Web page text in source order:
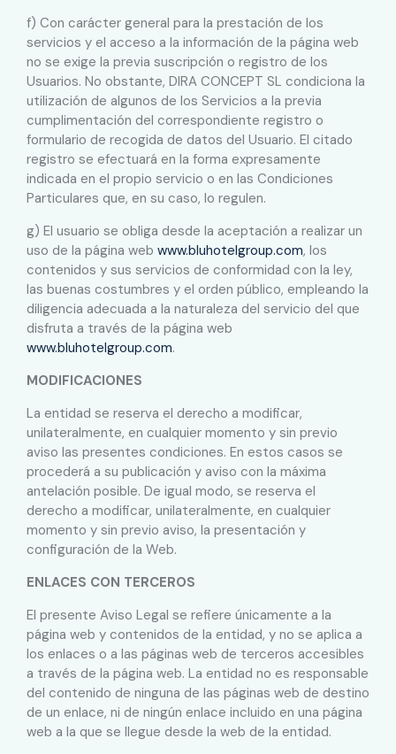
f) Con carácter general para la prestación de los
servicios y el acceso a la información de la página web
no se exige la previa suscripción o registro de los
Usuarios. No obstante, DIRA CONCEPT SL condiciona la
utilización de algunos de los Servicios a la previa
cumplimentación del correspondiente registro o
formulario de recogida de datos del Usuario. El citado
registro se efectuará en la forma expresamente
indicada en el propio servicio o en las Condiciones
Particulares que, en su caso, lo regulen.
g) El usuario se obliga desde la aceptación a realizar un
uso de la página web www.bluhotelgroup.com, los
contenidos y sus servicios de conformidad con la ley,
las buenas costumbres y el orden público, empleando la
diligencia adecuada a la naturaleza del servicio del que
disfruta a través de la página web
www.bluhotelgroup.com.
MODIFICACIONES
La entidad se reserva el derecho a modificar,
unilateralmente, en cualquier momento y sin previo
aviso las presentes condiciones. En estos casos se
procederá a su publicación y aviso con la máxima
antelación posible. De igual modo, se reserva el
derecho a modificar, unilateralmente, en cualquier
momento y sin previo aviso, la presentación y
configuración de la Web.
ENLACES CON TERCEROS
El presente Aviso Legal se refiere únicamente a la
página web y contenidos de la entidad, y no se aplica a
los enlaces o a las páginas web de terceros accesibles
a través de la página web. La entidad no es responsable
del contenido de ninguna de las páginas web de destino
de un enlace, ni de ningún enlace incluido en una página
web a la que se llegue desde la web de la entidad.